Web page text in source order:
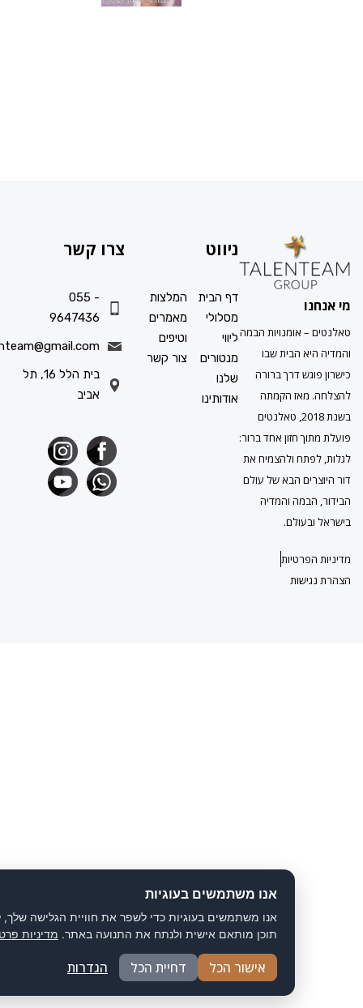
אומנויות הבמה
הבית שבו
דרך ברורה
הקמתה
בשנת 2018, טאלנטים
חזון אחד ברור:
ולהצמיח את
הבא של עולם
והמדיה
ניווט
ליווי
מנטורים
שלנו
אודותינו
המלצות
מאמרים
וטיפים
צור קשר
צרו קשר
055 -
9647436
info.talenteam@gmail.com
בית הלל 16, תל
אנו משתמשים בעוגיות
אנו משתמשים בעוגיות כדי לשפר את חוויית הגלישה שלך, להציג
תוכן מותאם אישית ולנתח את התנועה באתר.מדיניות פרטיות
אישור הכל דחיית הכל הגדרות